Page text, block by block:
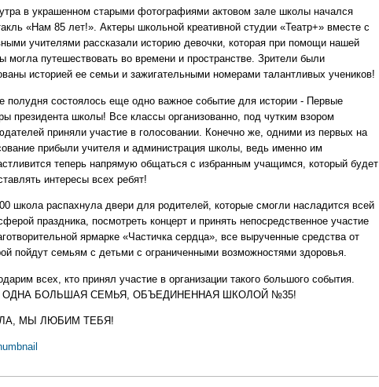
в украшенном старыми фотографиями актовом зале школы начался
«Нам 85 лет!». Актеры школьной креативной студии «Театр+» вместе с
учителями рассказали историю девочки, которая при помощи нашей
могла путешествовать во времени и пространстве. Зрители были
историей ее семьи и зажигательными номерами талантливых учеников!
полудня состоялось еще одно важное событие для истории - Первые
президента школы! Все классы организованно, под чутким взором
приняли участие в голосовании. Конечно же, одними из первых на
прибыли учителя и администрация школы, ведь именно им
теперь напрямую общаться с избранным учащимся, который будет
интересы всех ребят!
школа распахнула двери для родителей, которые смогли насладится всей
праздника, посмотреть концерт и принять непосредственное участие
ярмарке «Частичка сердца», все вырученные средства от
пойдут семьям с детьми с ограниченными возможностями здоровья.
всех, кто принял участие в организации такого большого события.
БОЛЬШАЯ СЕМЬЯ, ОБЪЕДИНЕННАЯ ШКОЛОЙ №35!
МЫ ЛЮБИМ ТЕБЯ!